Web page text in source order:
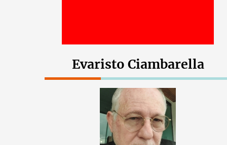
Evaristo Ciambarella